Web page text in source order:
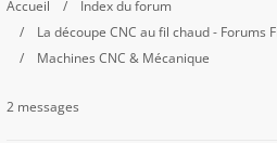
Accueil
Index du forum
La découpe CNC au fil chaud - Forums
Machines CNC & Mécanique
2 messages